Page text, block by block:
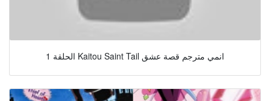
الحلقة 1 Kaitou Saint Tail انمي مترجم قصة عشق